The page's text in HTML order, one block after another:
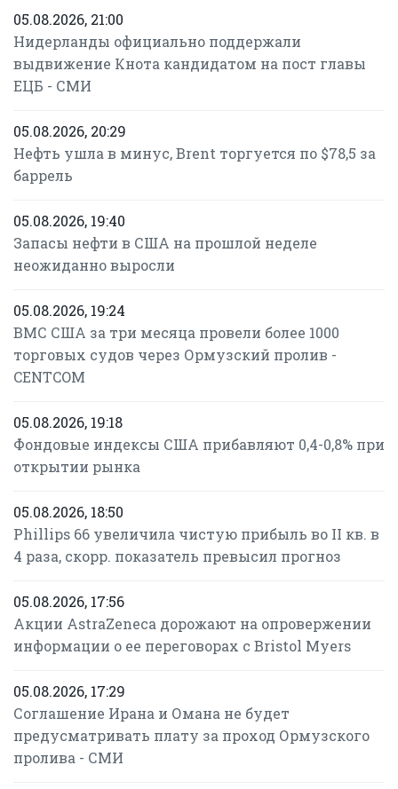
05.08.2026, 21:00
Нидерланды официально поддержали
выдвижение Кнота кандидатом на пост главы
ЕЦБ - СМИ
05.08.2026, 20:29
Нефть ушла в минус, Brent торгуется по $78,5 за
баррель
05.08.2026, 19:40
Запасы нефти в США на прошлой неделе
неожиданно выросли
05.08.2026, 19:24
ВМС США за три месяца провели более 1000
торговых судов через Ормузский пролив -
CENTCOM
05.08.2026, 19:18
Фондовые индексы США прибавляют 0,4-0,8% при
открытии рынка
05.08.2026, 18:50
Phillips 66 увеличила чистую прибыль во II кв. в
4 раза, скорр. показатель превысил прогноз
05.08.2026, 17:56
Акции AstraZeneca дорожают на опровержении
информации о ее переговорах с Bristol Myers
05.08.2026, 17:29
Соглашение Ирана и Омана не будет
предусматривать плату за проход Ормузского
пролива - СМИ